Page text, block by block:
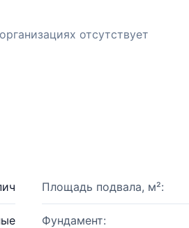
отсутствует
Площадь подвала, м²:
Фундамент: